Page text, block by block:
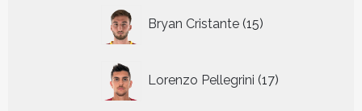
Bryan Cristante 15
producten
Lorenzo Pellegrini 17
producten